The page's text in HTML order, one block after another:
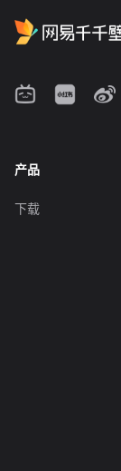
产品
下载